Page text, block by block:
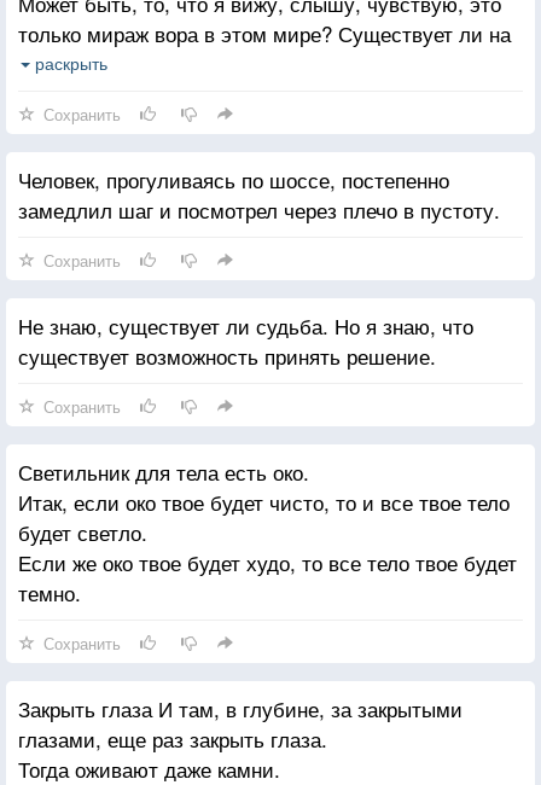
только мираж вора в этом мире? Существует ли на
самом деле зло, и есть ли по настоящему злые
кто я есть, меня не было, и что однажды
я перестану быть тем, кто я есть?
раскрыть
Сохранить
Человек, прогуливаясь по шоссе, постепенно
замедлил шаг и посмотрел через плечо в пустоту.
Сохранить
Не знаю, существует ли судьба. Но я знаю, что
существует возможность принять решение.
Сохранить
Светильник для тела есть око.
Итак, если око твое будет чисто, то и все твое тело
будет светло.
Если же око твое будет худо, то все тело твое будет
темно.
Сохранить
Закрыть глаза И там, в глубине, за закрытыми
глазами, еще раз закрыть глаза.
Тогда оживают даже камни.